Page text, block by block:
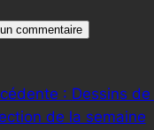
: Dessins
de la semaine